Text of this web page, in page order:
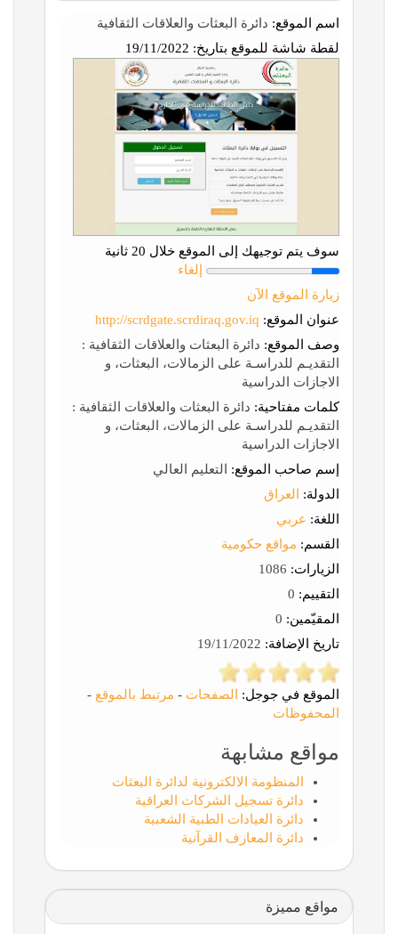
اسم الموقع: دائرة البعثات والعلاقات الثقافية
لقطة شاشة للموقع بتاريخ:
سوف يتم توجيهك إلى الموقع خلال 20 ثانية
إلغاء
زيارة الموقع الآن
عنوان الموقع: http://scrdgate.scrdiraq.gov.iq
وصف الموقع: دائرة البعثات والعلاقات الثقافية :
التقديـم للدراسـة على الزمالات، البعثات، و
الاجازات الدراسية
كلمات مفتاحية: دائرة البعثات والعلاقات الثقافية :
التقديـم للدراسـة على الزمالات، البعثات، و
الاجازات الدراسية
إسم صاحب الموقع: التعليم العالي
الدولة:
العراق
اللغة: عربي
القسم: مواقع حكومية
الزيارات:
التقييم:
المقيّمين:
تاريخ الإضافة:
الموقع في جوجل: الصفحات - مرتبط بالموقع -
المحفوظات
مواقع مشابهة
المنظومة الالكترونية لدائرة البعثات
دائرة تسجيل الشركات العراقية
دائرة العيادات الطبية الشعبية
دائرة المعارف القرآنية
مواقع مميزة